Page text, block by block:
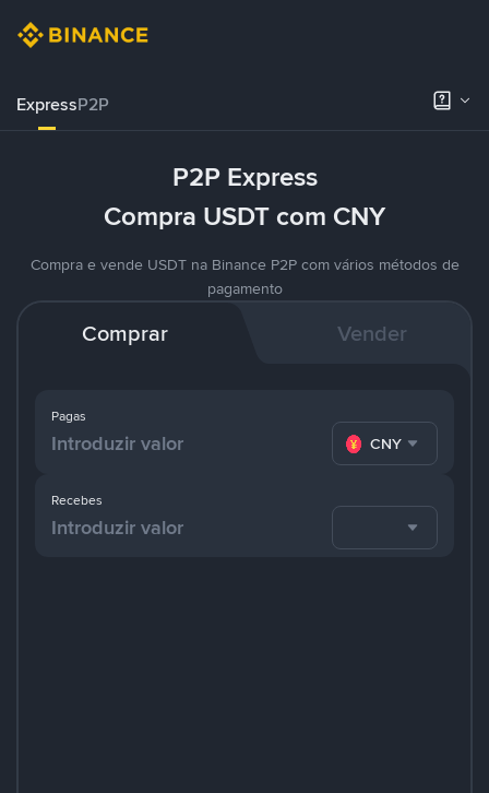
ExpressP2P
P2P Express
Compra USDT com CNY
Compra e vende USDT na Binance P2P com vários métodos de
pagamento
Comprar Vender
Pagas
CNY
Recebes